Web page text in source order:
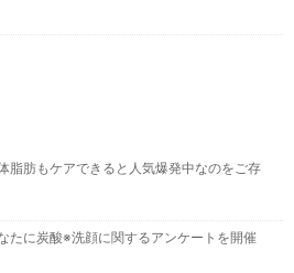
脂肪もケアできると人気爆発中なのをご存
たに炭酸※洗顔に関するアンケートを開催